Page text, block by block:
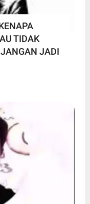
TIDAK
JADI